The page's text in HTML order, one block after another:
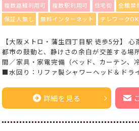
複数路線利用可
複数駅利用可 住宅街 全館禁
保証人無し
無料インターネット テレワークOK
【大阪メトロ・蒲生四丁目駅 徒歩5分】 心
都市の鼓動と、静けさの余白が交差する
間／家具・家電完備（ベッド、カーテン、
■水回り：リファ製シャワーヘッド＆ドラ
詳細を見る